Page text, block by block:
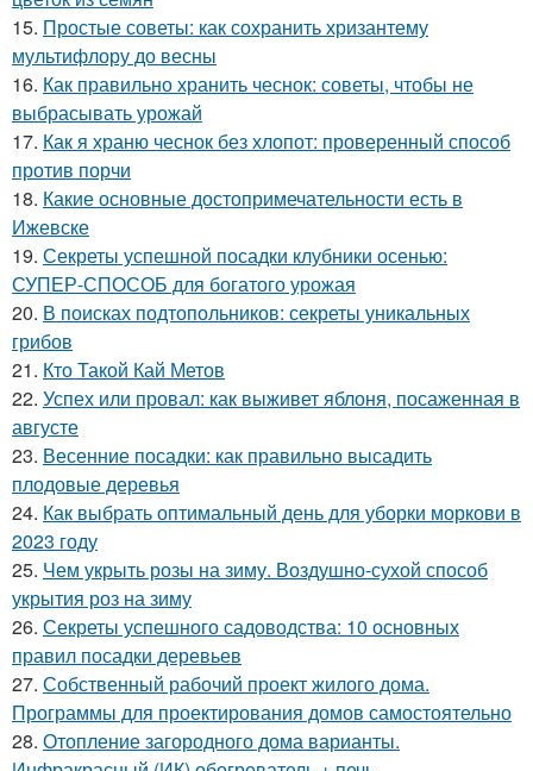
15. Простые советы: как сохранить хризантему
мультифлору до весны
16. Как правильно хранить чеснок: советы, чтобы не
выбрасывать урожай
17. Как я храню чеснок без хлопот: проверенный способ
против порчи
18. Какие основные достопримечательности есть в
Ижевске
19. Секреты успешной посадки клубники осенью:
СУПЕР-СПОСОБ для богатого урожая
20. В поисках подтопольников: секреты уникальных
грибов
21. Кто Такой Кай Метов
22. Успех или провал: как выживет яблоня, посаженная в
августе
23. Весенние посадки: как правильно высадить
плодовые деревья
24. Как выбрать оптимальный день для уборки моркови в
2023 году
25. Чем укрыть розы на зиму. Воздушно-сухой способ
укрытия роз на зиму
26. Секреты успешного садоводства: 10 основных
правил посадки деревьев
27. Собственный рабочий проект жилого дома.
Программы для проектирования домов самостоятельно
28. Отопление загородного дома варианты.